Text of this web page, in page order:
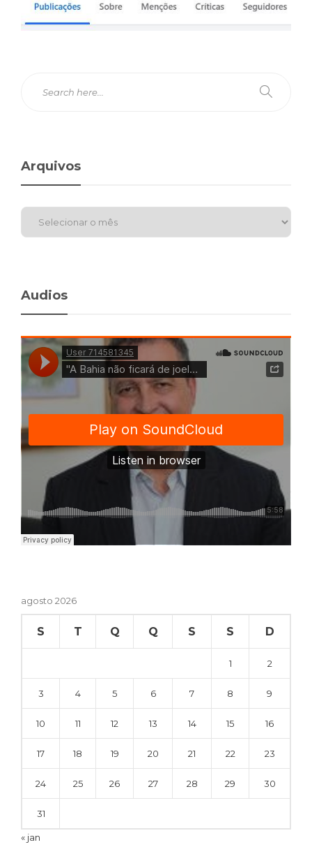
Arquivos
Audios
agosto 2026
S T Q Q S S D
1 2
3 4 5 6 7 8 9
10 11 12 13 14 15 16
17 18 19 20 21 22 23
24 25 26 27 28 29 30
31
« jan